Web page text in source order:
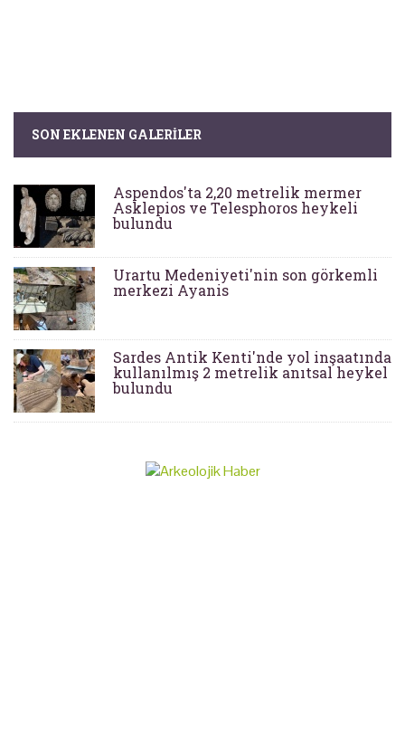
SON EKLENEN GALERILER
Aspendos'ta 2,20 metrelik mermer
Asklepios ve Telesphoros heykeli
bulundu
Urartu Medeniyeti'nin son görkemli
merkezi Ayanis
Sardes Antik Kenti'nde yol inşaatında
kullanılmış 2 metrelik anıtsal heykel
bulundu